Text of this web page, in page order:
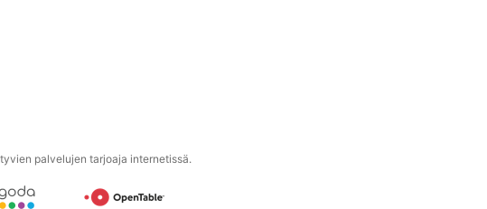
palvelujen tarjoaja internetissä.